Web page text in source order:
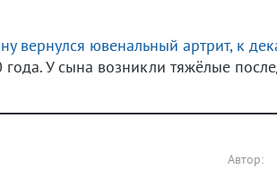
вернулся ювенальный артрит, к
У сына возникли тяжёлые
Автор: